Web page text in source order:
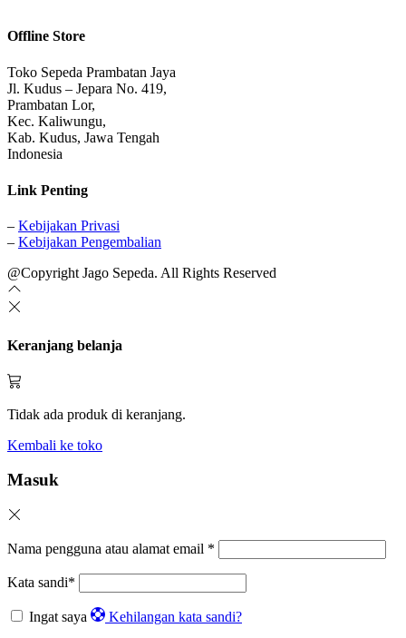
Offline Store
Toko Sepeda Prambatan Jaya
Jl. Kudus – Jepara No. 419,
Prambatan Lor,
Kec. Kaliwungu,
Kab. Kudus, Jawa Tengah
Indonesia
Link Penting
– Kebijakan Privasi
– Kebijakan Pengembalian
@Copyright Jago Sepeda. All Rights Reserved
Keranjang belanja
Tidak ada produk di keranjang.
Kembali ke toko
Masuk
Nama pengguna atau alamat email *
Kata sandi*
Ingat saya Kehilangan kata sandi?